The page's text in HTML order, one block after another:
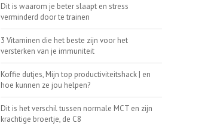
Dit is waarom je beter slaapt en stress
verminderd door te trainen
3 Vitaminen die het beste zijn voor het
versterken van je immuniteit
Koffie dutjes, Mijn top productiviteitshack | en
hoe kunnen ze jou helpen?
Dit is het verschil tussen normale MCT en zijn
krachtige broertje, de C8